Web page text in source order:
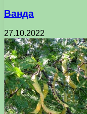
Ванда
27.10.2022